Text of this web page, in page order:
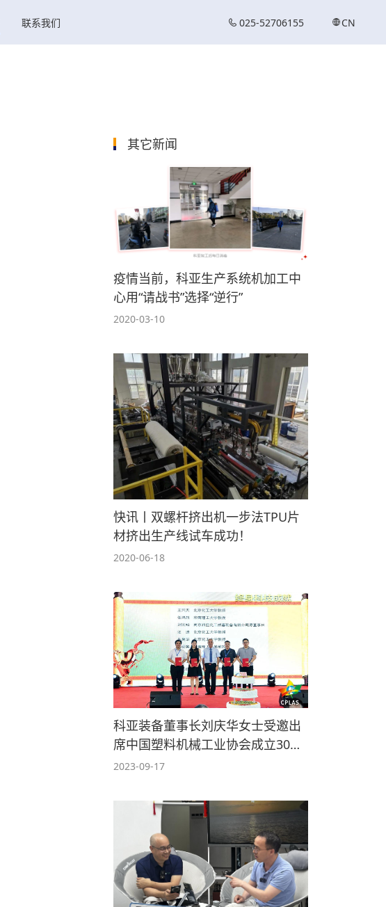
联系我们 025-52706155 CN
其它新闻
疫情当前，科亚生产系统机加工中
心用“请战书”选择“逆行”
2020-03-10
快讯丨双螺杆挤出机一步法TPU片
材挤出生产线试车成功！
2020-06-18
科亚装备董事长刘庆华女士受邀出
席中国塑料机械工业协会成立30周
年庆典
2023-09-17